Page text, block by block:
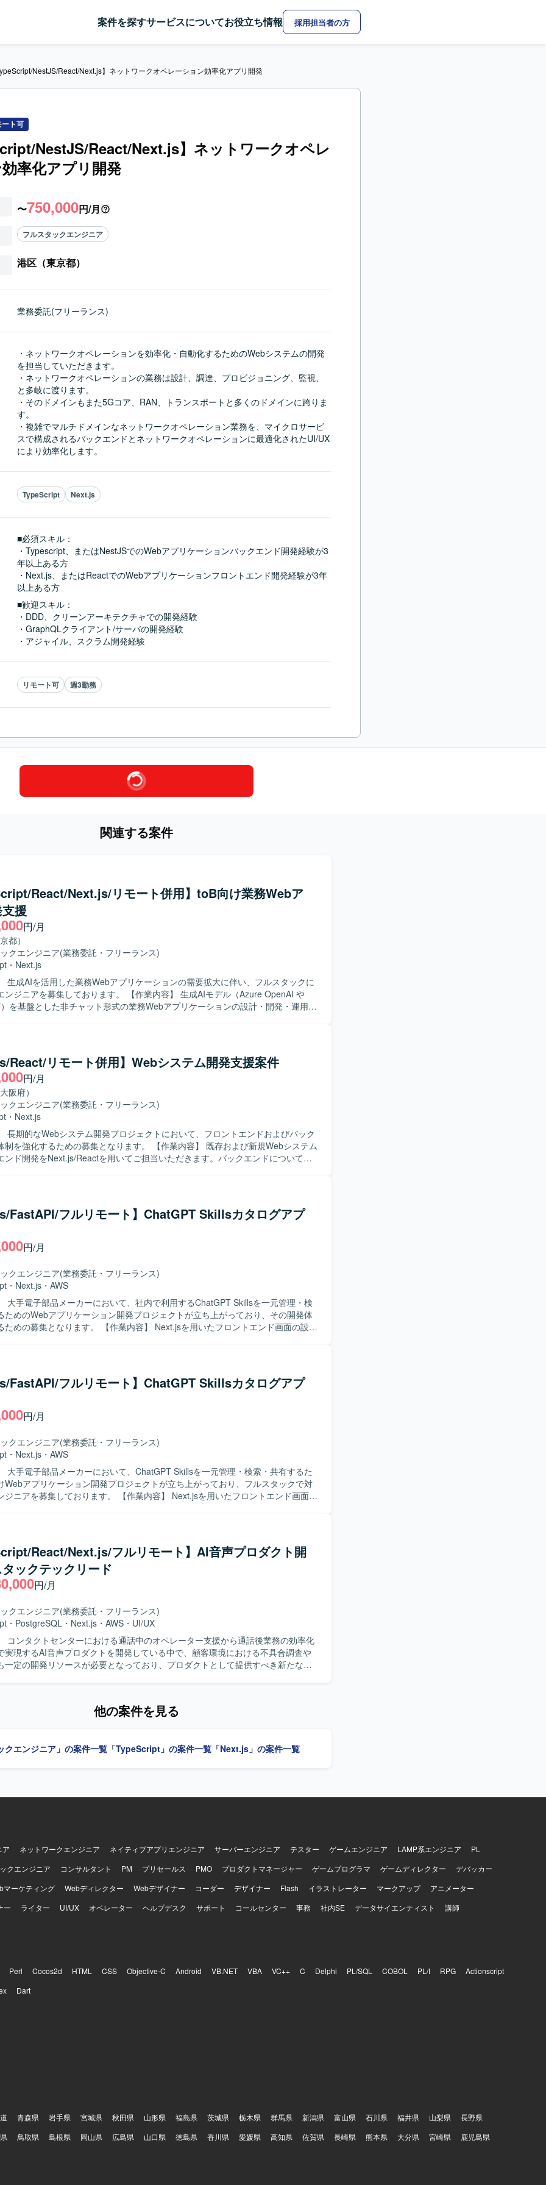
案件を探すサービスについてお役立ち情報 採用担当者の方
NestJS/React/Next.js】ネットワークオペレーション効率化アプリ開発
ト可
NestJS/React/Next.js】ネットワークオペレ
率化アプリ開発
〜750,000円/月
フルスタックエンジニア
港区（東京都）
業務委託(フリーランス)
・ネットワークオペレーションを効率化・自動化するためのWebシステムの開発
を担当していただきます。
・ネットワークオペレーションの業務は設計、調達、プロビジョニング、監視、
と多岐に渡ります。
・そのドメインもまた5Gコア、RAN、トランスポートと多くのドメインに跨りま
す。
・複雑でマルチドメインなネットワークオペレーション業務を、マイクロサービ
スで構成されるバックエンドとネットワークオペレーションに最適化されたUI/UX
により効率化します。
TypeScript Next.js
■必須スキル：
・Typescript、またはNestJSでのWebアプリケーションバックエンド開発経験が3
年以上ある方
・Next.js、またはReactでのWebアプリケーションフロントエンド開発経験が3年
以上ある方
■歓迎スキル：
・DDD、クリーンアーキテクチャでの開発経験
・GraphQLクライアント/サーバの開発経験
・アジャイル、スクラム開発経験
リモート可 週3勤務
関連する案件
React/Next.js/リモート併用】toB向け業務Webア
援
円/月
都）
クエンジニア(業務委託・フリーランス)
・ Next.js
生成AIを活用した業務Webアプリケーションの需要拡大に伴い、フルスタックに
しております。 【作業内容】 生成AIモデル（Azure OpenAI や
を基盤とした非チャット形式の業務Webアプリケーションの設計・開発・運用を
ソリューションを構築していただきます。 要件調整や技術スタック選定などの上
し、仕様策定から実装、テスト、リリース後の改善までを継続的に対応していた
キャッチアップできる方を求めております。 顧客とのコミュニケーションを通じ
く理解し、分かりやすく提案・説明することができる方を歓迎いたします。 バッ
フロントエンドまで幅広く対応しつつ、チームメンバーと協調しながら成果物の
想定しております。 【ポジションの魅力】 Azure OpenAI や Gemini
生成AIモデルを活用したプロダクト開発に携わることで、実践的なAI活用スキルを
ただけます。 要件定義から運用まで一貫して関わることができるため、フルスタ
アとしての経験を幅広く積むことができます。 お客様ごとに異なる業務課題に向
Gemini などの生成AIモデルと連携するWebアプリケーション基盤を使用し
React/リモート併用】Webシステム開発支援案件
円/月
阪府）
クエンジニア(業務委託・フリーランス)
・ Next.js
長期的なWebシステム開発プロジェクトにおいて、フロントエンドおよびバック
るための募集となります。 【作業内容】 既存および新規Webシステム
ンド開発をNext.js/Reactを用いてご担当いただきます。バックエンドについては
だきます。仕様駆動開発やAI駆動開発の考え方を取り入れながら、AI活用を意識し
ただきます。 【求める人物像】 フロントエンドとバックエンドの
がら、Gitを前提とした開発フローに順応できる方を歓迎いたします。新しい技術
た開発手法に興味を持ち、自ら学びながら提案や改善を行っていただける方にマ
を組み合わせたWebシステム開
関わることで、フロントエンド・バックエンド双方のスキルを高めていただけま
用いたコンテナ開発環境での実務経験や、AI駆動開発に関する知見を深められる
ります。長期的な参画を通じて、仕様検討から実装・改善まで一貫して携われる
トエンド開発環境と、PHPベ
エンド開発環境となります。Gitを利用したソースコード管理を行い、Dockerによ
FastAPI/フルリモート】ChatGPT Skillsカタログアプ
円/月
クエンジニア(業務委託・フリーランス)
・ Next.js ・ AWS
大手電子部品メーカーにおいて、社内で利用するChatGPT Skillsを一元管理・検
ためのWebアプリケーション開発プロジェクトが立ち上がっており、その開発体
す。 【作業内容】 Next.jsを用いたフロントエンド画面の設
た開発環境および実行環境の構築を行っていただきます。 AWS ECSへのアプリ
プロイを行っていただきます。 CI/CDパイプラインの設計・構築を行っていただ
トエンドからバックエンド、インフラまで一貫して主体的に対応できる方を求め
人数体制の中で自ら課題を整理し、自走して開発を進められる方が望ましいで
キュリティ、開発プロセスの標準化にも関心を持ち、継続的な改善に取り組める
連のChatGPT Skillsを扱う社内向けWeb
ョンの立ち上げから携わることができる案件です。 Next.js、FastAPI、AWS
、GitHub Actionsといったモダンな技術スタックをフルスタックに経験すること
アーキテクチャ設計やCI/CD、セキュリティなど、アプリケーション全体の設計
に関与できる環境です。 【開発環境】 フロントエンドはNext.js、
を利用いたします。
FastAPI/フルリモート】ChatGPT Skillsカタログアプ
円/月
クエンジニア(業務委託・フリーランス)
・ Next.js ・ AWS
大手電子部品メーカーにおいて、ChatGPT Skillsを一元管理・検索・共有するた
Webアプリケーション開発プロジェクトが立ち上がっており、フルスタックで対
おります。 【作業内容】 Next.jsを用いたフロントエンド画面の
た開発環境および実行環境の構築を行っていただきます。 AWS ECSへのアプリ
プロイを行っていただきます。 CI/CDパイプラインの設計・構築を行っていただ
スト、結合テスト、コードレビューの実施を行っていただきます。 【求める人
トエンドからバックエンド、インフラまで一貫して主体的に取り組んでいただけ
おります。 少人数体制の中で自ら課題を整理し、自走して開発を推進していただ
いたします。 チーム開発においてコミュニケーションを取りながら品質向上に取
ております。 【ポジションの魅力】 ChatGPT Skillsを活用した社
プリケーションの立ち上げから携わることができ、アーキテクチャ設計から実
で広い工程に関与していただけます。 Next.jsやFastAPI、AWS ECS、Dockerなど
スタックを用いてフルスタックにスキルを発揮していただけます。 CI/CDや開発
開発プロセスの構築にも関わっていただける環境です。 【開発環境】 フロン
にはGitHub Actions等を用い、ソースコード管理はGitおよびGitHubで行っており
React/Next.js/フルリモート】AI音声プロダクト開
ックテックリード
円/月
クエンジニア(業務委託・フリーランス)
・ PostgreSQL ・ Next.js ・ AWS ・ UI/UX
コンタクトセンターにおける通話中のオペレーター支援から通話後業務の効率化
実現するAI音声プロダクトを開発している中で、顧客環境における不具合調査や
一定の開発リソースが必要となっており、プロダクトとして提供すべき新たな価
る不具合や技術課題の調査、原因分析、恒久的な改善を推進していただきます。
向上にも取り組んでいただきます。開発プロセスやチーム内の役割分担、情報共
ます。フロントエンドとバックエンドの領域を限定せずプロダクト全体の課題に
ただきたいと考えております。不具合や個別要望への対応をその場限りで終わら
トの改善につなげられる方、曖昧な状況でも自ら課題を整理し必要な関係者を巻
開発を進められる方、プロダクトマネージャーやプロジェクトマネージャーと建
きる方を歓迎いたします。チームメンバーの経験や強みを尊重し技術的な支援や
課題を整理し、その場限りの個別対応ではなくプロダクトとして再利用可能な機
先順位やアーキテクチャ、チームの進め方そのものを見直していく余地があり、
他の案件を見る
クエンジニア」の案件一覧 「TypeScript」の案件一覧 「Next.js」の案件一覧
ア ネットワークエンジニア ネイティブアプリエンジニア サーバーエンジニア テスター ゲームエンジニア LAMP系エンジニア
PL
クエンジニア
コンサルタント PM プリセールス PMO プロダクトマネージャー ゲームプログラマ ゲームディレクター
デバッカー
マーケティング
Webディレクター Webデザイナー コーダー デザイナー Flash イラストレーター マークアップ
アニメーター
ー
ライター UI/UX オペレーター ヘルプデスク サポート コールセンター 事務 社内SE データサイエンティスト 講師
Perl Cocos2d HTML CSS Objective-C Android VB.NET VBA VC++ C Delphi PL/SQL COBOL PL/I RPG
Actionscript
Dart
青森県 岩手県 宮城県 秋田県 山形県 福島県 茨城県 栃木県 群馬県 新潟県 富山県 石川県 福井県 山梨県
長野県
鳥取県 島根県 岡山県 広島県 山口県 徳島県 香川県 愛媛県 高知県 佐賀県 長崎県 熊本県 大分県 宮崎県 鹿児島県